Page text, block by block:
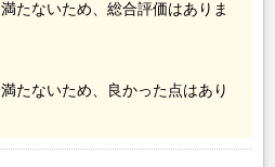
たないため、総合評価はありま
たないため、良かった点はあり